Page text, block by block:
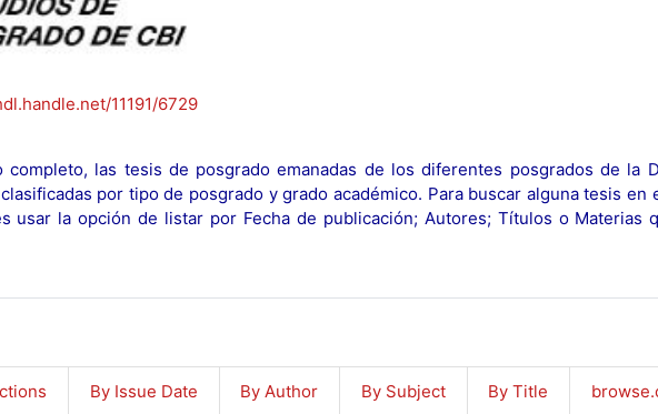
11191/6729
las tesis de posgrado emanadas de los diferentes posgrados de la
por tipo de posgrado y grado académico. Para buscar alguna tesis
usar la opción de listar por Fecha de publicación; Autores; Títulos o Materias
By Issue Date By Author By Subject By Title